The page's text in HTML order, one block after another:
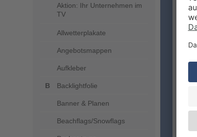
Aktion: Ihr Unternehmen im
TV
Allwetterplakate
Angebotsmappen
Aufkleber
Backlightfolie
Banner & Planen
Beachflags/Snowflags